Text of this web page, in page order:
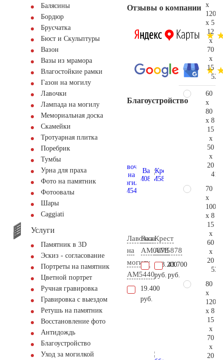
Балясины
Бордюр
Брусчатка
Бюст и Скульптуры
Вазон
Вазы из мрамора
Влагостойкие рамки
Газон на могилу
Лавочки
Лампада на могилу
Мемориальная доска
Скамейки
Тротуарная плитка
Поребрик
Тумбы
Урна для праха
Фото на памятник
Фотоовалы
Шары
Сaggiati
Услуги
Памятник в 3D
Эскиз - согласование
Портреты на памятник
Цветной портрет
Ручная гравировка
Гравировка с выездом
Ретушь на памятник
Восстановление фото
Антидождь
Благоустройство
Уход за могилкой
Отзывы о компании
Благоустройство
Лавочка
на
могилу
AM5440
19.400
руб.
Ваза
AM0878
103.200
руб.
Крест
AM5878
43.700
руб.
x
120
x 5
12
x
70
x
15
60
x
80
x 8
15
x
50
x
20
70
x
100
x 8
15
x
60
x
20
80
x
120
x 8
15
x
70
x
20